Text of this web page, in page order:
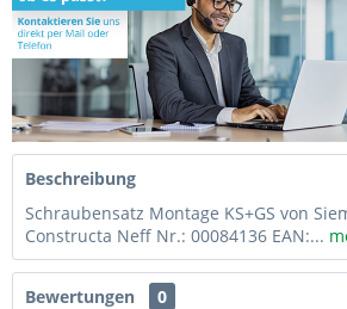
Beschreibung
Schraubensatz Montage KS+GS von
Constructa Neff Nr.: 00084136 EAN:...
Bewertungen
0